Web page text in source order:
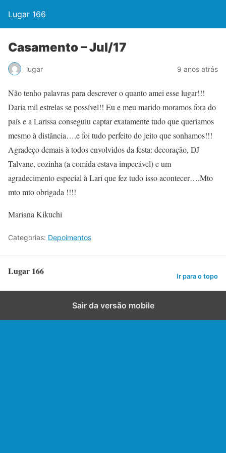
Lugar 166
Casamento – Jul/17
lugar 9 anos atrás
Não tenho palavras para descrever o quanto amei esse lugar!!!
Daria mil estrelas se possível!! Eu e meu marido moramos fora do
país e a Larissa conseguiu captar exatamente tudo que queríamos
mesmo à distância….e foi tudo perfeito do jeito que sonhamos!!!
Agradeço demais à todos envolvidos da festa: decoração, DJ
Talvane, cozinha (a comida estava impecável) e um
agradecimento especial à Lari que fez tudo isso acontecer….Mto
mto mto obrigada !!!!
Mariana Kikuchi
Categorias: Depoimentos
Lugar 166 Ir para o topo
Sair da versão mobile